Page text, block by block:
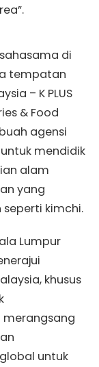
di
tempatan
– K PLUS
& Food
agensi
mendidik
alam
yang
kimchi.
Lumpur
khusus
merangsang
untuk